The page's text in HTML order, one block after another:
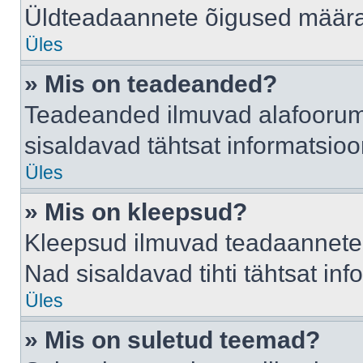
Üldteadaannete õigused
Üles
» Mis on teadeanded?
Teadeanded ilmuvad
sisaldavad tähtsat
Üles
» Mis on kleepsud?
Kleepsud ilmuvad
Nad sisaldavad tihti tähtsat
Üles
» Mis on suletud teemad?